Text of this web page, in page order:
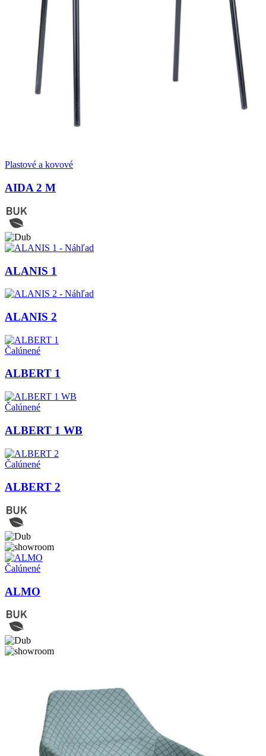
Plastové a kovové
AIDA 2 M
ALANIS 1
ALANIS 2
Čalúnené
ALBERT 1
Čalúnené
ALBERT 1 WB
Čalúnené
ALBERT 2
Čalúnené
ALMO